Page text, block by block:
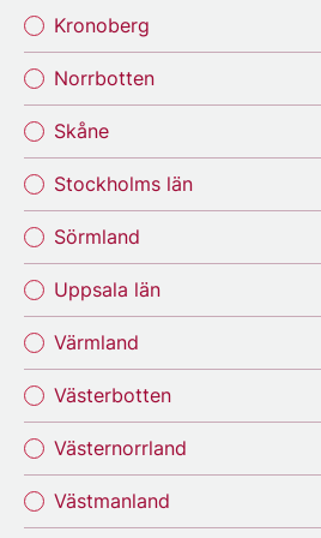
Kronoberg
Norrbotten
Skåne
Stockholms län
Sörmland
Uppsala län
Värmland
Västerbotten
Västernorrland
Västmanland